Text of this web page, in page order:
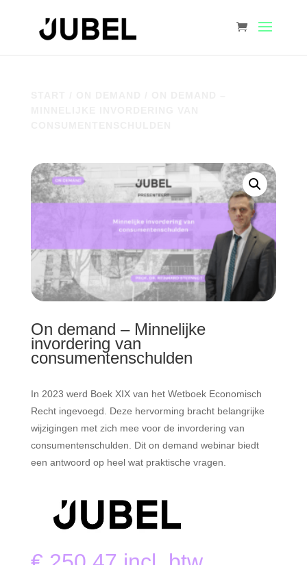
On demand – Minnelijke
invordering van
consumentenschulden
In 2023 werd Boek XIX van het Wetboek Economisch
Recht ingevoegd. Deze hervorming bracht belangrijke
wijzigingen met zich mee voor de invordering van
consumentenschulden. Dit on demand webinar biedt
een antwoord op heel wat praktische vragen.